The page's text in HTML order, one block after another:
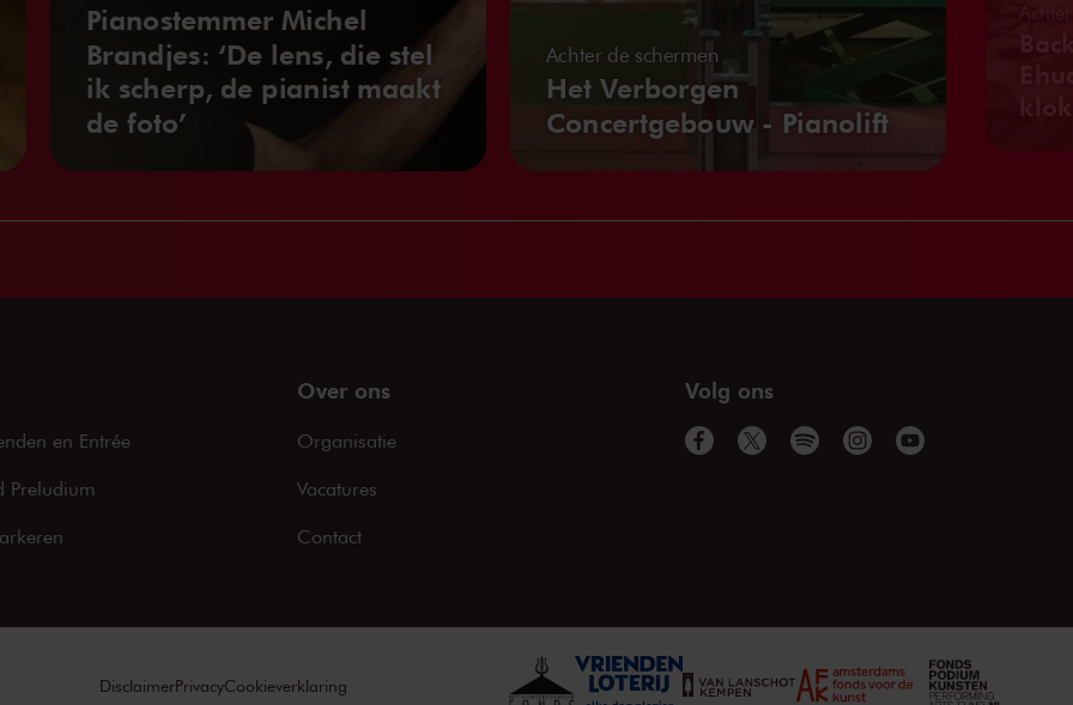
Pianostemmer Michel
Brandjes: ‘De lens, die stel
ik scherp, de pianist maakt
de foto’
Het Verborgen
Concertgebouw - Pianolift
Achter de schermen
en Entrée
Preludium
Over ons
Organisatie
Vacatures
Contact
Volg ons
DisclaimerPrivacyCookieverklaring